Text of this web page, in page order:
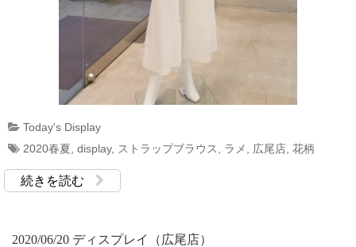
Today's Display
2020春夏 display, ストラップブラウス ラメ 広尾店 花柄
続きを読む
2020/06/20 ディスプレイ（広尾店）